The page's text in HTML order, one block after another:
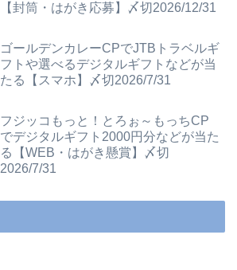
【封筒・はがき応募】〆切2026/12/31
ゴールデンカレーCPでJTBトラベルギ
フトや選べるデジタルギフトなどが当
たる【スマホ】〆切2026/7/31
フジッコもっと！とろぉ～もっちCP
でデジタルギフト2000円分などが当た
る【WEB・はがき懸賞】〆切
2026/7/31